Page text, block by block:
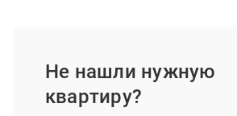
Не нашли нужную
квартиру?